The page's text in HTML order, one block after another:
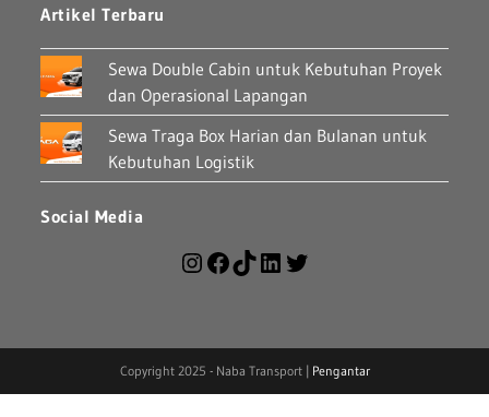
Artikel Terbaru
Sewa Double Cabin untuk Kebutuhan Proyek
dan Operasional Lapangan
Sewa Traga Box Harian dan Bulanan untuk
Kebutuhan Logistik
Social Media
Copyright 2025 - Naba Transport | Pengantar